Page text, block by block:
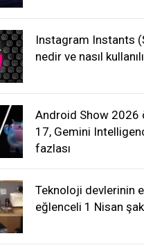
Instagram Instants
nedir ve nasıl
Android Show 2026
17, Gemini
fazlası
Teknoloji devlerinin
eğlenceli 1 Nisan